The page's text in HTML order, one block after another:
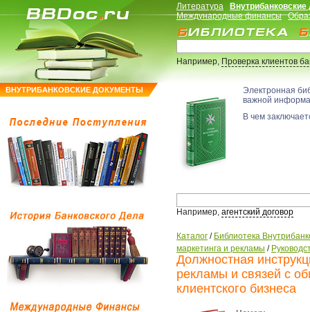
ВНУТРИБАНКОВСКИЕ ДОКУМЕНТЫ
Литература
Международные финансы
Например,Проверка клиентов
Электронная
важной
В чем
Например, агентский договор
Каталог / Библиотека
маркетинга и рекламы /
Должностная
рекламы и связей с
клиентского бизнеса